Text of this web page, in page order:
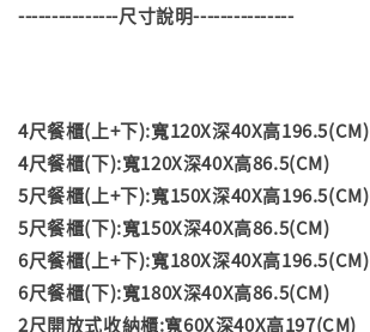
---------------尺寸說明---------------
4尺餐櫃(上+下):寬120X深40X高196.5(CM)
4尺餐櫃(下):寬120X深40X高86.5(CM)
5尺餐櫃(上+下):寬150X深40X高196.5(CM)
5尺餐櫃(下):寬150X深40X高86.5(CM)
6尺餐櫃(上+下):寬180X深40X高196.5(CM)
6尺餐櫃(下):寬180X深40X高86.5(CM)
2尺開放式收納櫃:寬60X深40X高197(CM)